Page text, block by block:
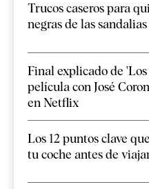
Trucos caseros para
negras de las
Final explicado de
película con José
en Netflix
Los 12 puntos clave
tu coche antes de